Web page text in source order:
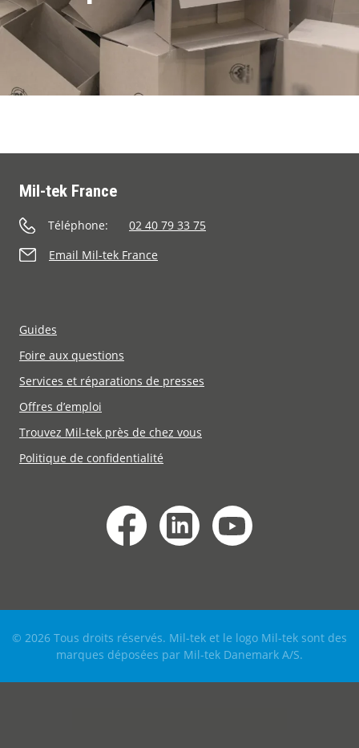
Mil-tek France
Téléphone:
02 40 79 33 75
Email Mil-tek France
Guides
Foire aux questions
Services et réparations de presses
Offres d’emploi
Trouvez Mil-tek près de chez vous
Politique de confidentialité
© 2026 Tous droits réservés. Mil-tek et le logo Mil-tek sont des
marques déposées par Mil-tek Danemark A/S.